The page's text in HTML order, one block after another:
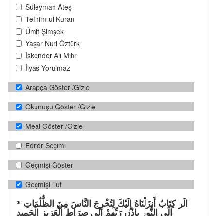
Süleyman Ateş
Tefhim-ul Kuran
Ümit Şimşek
Yaşar Nuri Öztürk
İskender Ali Mihr
İlyas Yorulmaz
Arapça Göster /Gizle
Okunuşu Göster /Gizle
Meal Göster /Gizle
Editör Seçimi
Geçmişi Göster
Geçmişi Tut
إِلَى النُّورِ بِإِذْنِ رَبِّهِمْ إِلَى صِرَاطِ الْعَزِيزِ الْحَمِيدِ